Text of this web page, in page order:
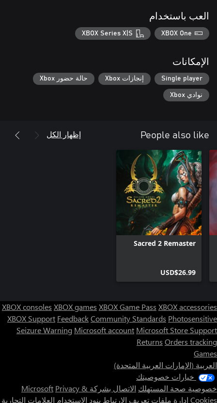
Book of Demons محاكاة ساخرة لكلاسيكيات ألعاب الذبح والتقطيع.
العب باستخدام
XBOX One
XBOX Series X|S
الإمكانات
Single player إنجازات Xbox حالة حضور Xbox
نوادي Xbox
People also like إظهار الكل
Sacred 2 Remaster
USD$26.99
XBOX consoles XBOX games XBOX Game Pass XBOX accessories
XBOX Support FeedbackCommunity Standards Photosensitive
Seizure Warning Microsoft account Microsoft Store Support
Returns Orders tracking
Games
العربية (الإمارات العربية المتحدة)
خيارات خصوصيتك
خصوصية صحة المستهلك الاتصال بشركة Microsoft Privacy &
Cookies إدارة ملفات تعريف الارتباط بنود الاستخدام العلامات التجارية